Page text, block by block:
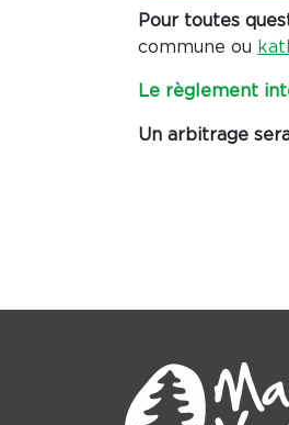
Pour toutes
commune ou
Le règlement
Un arbitrage